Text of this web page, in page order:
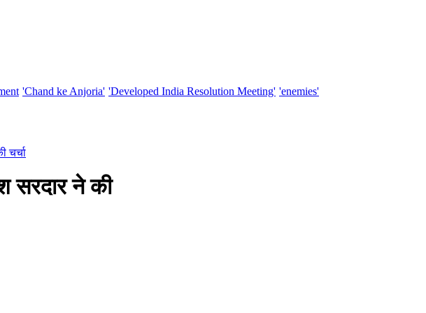
'Chand ke Anjoria' 'Developed India Resolution Meeting' 'enemies'
चर्चा
सरदार ने की